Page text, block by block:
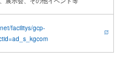
facilitys/gcp-